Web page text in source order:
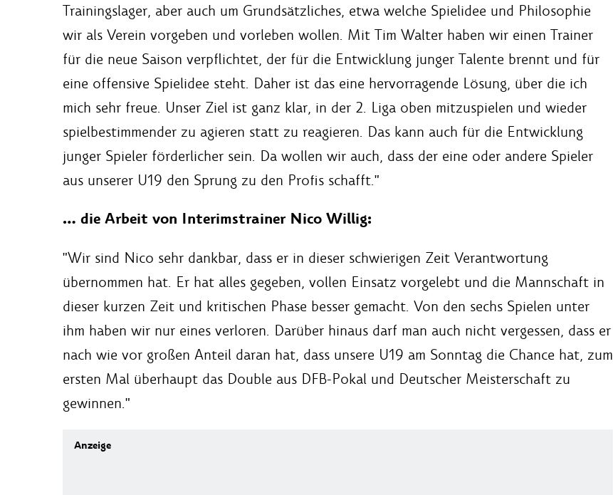
Trainingslager, aber auch um Grundsätzliches, etwa welche Spielidee und Philosophie
wir als Verein vorgeben und vorleben wollen. Mit Tim Walter haben wir einen Trainer
für die neue Saison verpflichtet, der für die Entwicklung junger Talente brennt und für
eine offensive Spielidee steht. Daher ist das eine hervorragende Lösung, über die ich
mich sehr freue. Unser Ziel ist ganz klar, in der 2. Liga oben mitzuspielen und wieder
spielbestimmender zu agieren statt zu reagieren. Das kann auch für die Entwicklung
junger Spieler förderlicher sein. Da wollen wir auch, dass der eine oder andere Spieler
aus unserer U19 den Sprung zu den Profis schafft."
… die Arbeit von Interimstrainer Nico Willig:
"Wir sind Nico sehr dankbar, dass er in dieser schwierigen Zeit Verantwortung
übernommen hat. Er hat alles gegeben, vollen Einsatz vorgelebt und die Mannschaft in
dieser kurzen Zeit und kritischen Phase besser gemacht. Von den sechs Spielen unter
ihm haben wir nur eines verloren. Darüber hinaus darf man auch nicht vergessen, dass er
nach wie vor großen Anteil daran hat, dass unsere U19 am Sonntag die Chance hat, zum
ersten Mal überhaupt das Double aus DFB-Pokal und Deutscher Meisterschaft zu
gewinnen."